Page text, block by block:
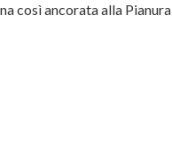
così ancorata alla Pianura